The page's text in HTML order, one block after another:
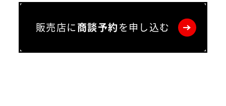
販売店に 商談予約 を申し込む